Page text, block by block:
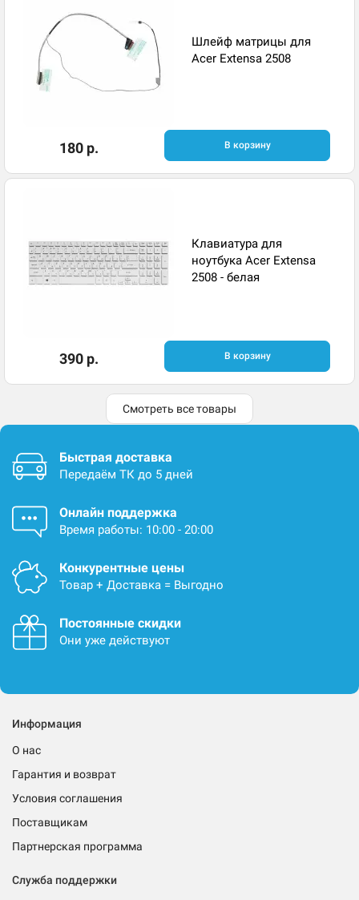
Шлейф матрицы для
Acer Extensa 2508
180 р. В корзину
Клавиатура для
ноутбука Acer Extensa
2508 - белая
390 р. В корзину
Смотреть все товары
Быстрая доставка
Передаём ТК до 5 дней
Онлайн поддержка
Время работы: 10:00 - 20:00
Конкурентные цены
Товар + Доставка = Выгодно
Постоянные скидки
Они уже действуют
Информация
О нас
Гарантия и возврат
Условия соглашения
Поставщикам
Партнерская программа
Служба поддержки